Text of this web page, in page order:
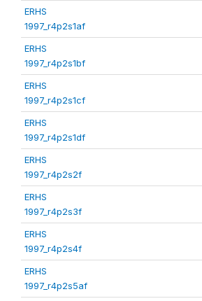
ERHS
1997_r4p2s1af
ERHS
1997_r4p2s1bf
ERHS
1997_r4p2s1cf
ERHS
1997_r4p2s1df
ERHS
1997_r4p2s2f
ERHS
1997_r4p2s3f
ERHS
1997_r4p2s4f
ERHS
1997_r4p2s5af